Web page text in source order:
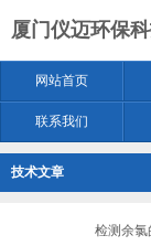
厦门仪迈环保
网站首页
联系我们
技术文章
检测余